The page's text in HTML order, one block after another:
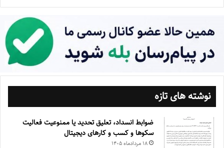
نوشته های تازه
ضوابط انسداد، تعليق تحديد يا ممنوعيت فعاليت
سكوها و كسب و كارهای ديجيتال
۱۸ مرداد‌ماه ۱۴۰۵